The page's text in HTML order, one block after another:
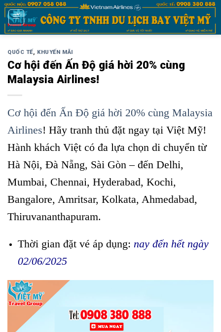
Bỏ
qua
nội
QUỐC TẾ, KHUYẾN MÃI
Cơ hội đến Ấn Độ giá hời 20% cùng
Malaysia Airlines!
Cơ hội đến Ấn Độ giá hời 20% cùng Malaysia
Airlines! Hãy tranh thủ đặt ngay tại Việt Mỹ!
Hành khách Việt có đa lựa chọn di chuyển từ
Hà Nội, Đà Nẵng, Sài Gòn – đến Delhi,
Mumbai, Chennai, Hyderabad, Kochi,
Bangalore, Amritsar, Kolkata, Ahmedabad,
Thiruvananthapuram.
Thời gian đặt vé áp dụng: nay đến hết ngày
02/06/2025